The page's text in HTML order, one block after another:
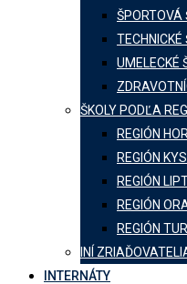
ŠPORTOVÁ
TECHNICKÉ
UMELECKÉ
ŠKOLY PODĽA
REGIÓN
REGIÓN
REGIÓN
REGIÓN
REGIÓN
INÍ
INTERNÁTY